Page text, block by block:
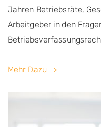
Jahren Betriebsräte,
Arbeitgeber in den
Mehr Dazu